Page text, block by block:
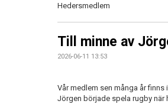
Hedersmedlem
Till minne av
2026-06-11 13:53
Vår medlem sen många år finns
Jörgen började spela rugby när